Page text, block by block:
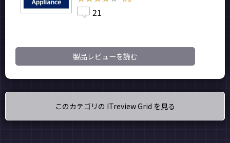
21
製品レビューを読む
このカテゴリの ITreview Grid を見る